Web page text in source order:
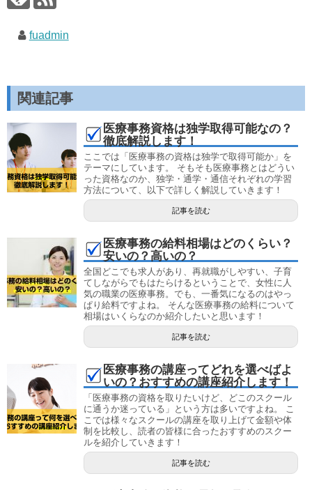
fuadmin
関連記事
医療事務資格は独学取得可能なの？
徹底解説します！
ここでは「医療事務の資格は独学で取得可能か」を
テーマにしています。 そもそも医療事務とはどうい
った資格なのか、独学・通学・通信それぞれの学習
方法について、以下で詳しく解説していきます！
記事を読む
医療事務の給料相場はどのくらい？
安いの？高いの？
全国どこでも求人があり、再就職がしやすい、子育
てしながらでもはたらけるということで、女性に人
気の職業の医療事務。でも、一番気になるのはやっ
ぱり給料ですよね。 そんな医療事務の給料について
相場はいくらなのか紹介したいと思います！
記事を読む
医療事務の講座ってどれを選べばよ
いの？おすすめの講座紹介します！
「医療事務の資格を取りたいけど、どこのスクール
に通うか迷っている」という方は多いですよね。 こ
こでは様々なスクールの講座を取り上げて金額や体
制を比較し、読者の皆様に合ったおすすめのスクー
ルを紹介していきます！
記事を読む